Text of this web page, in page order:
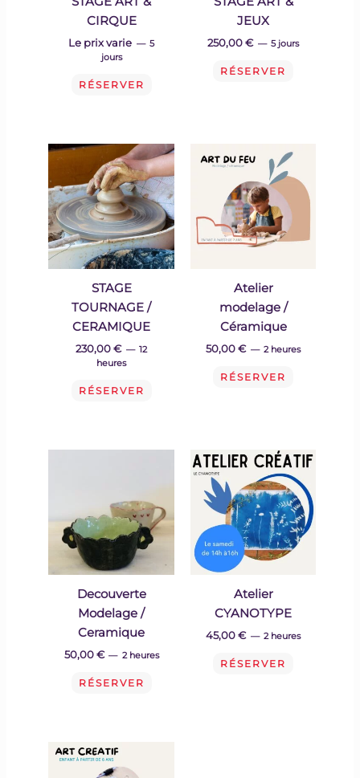
CIRQUE
Le prix varie
5
jours
RÉSERVER
JEUX
250,00 € 5 jours
RÉSERVER
STAGE
TOURNAGE /
CERAMIQUE
230,00€
12
heures
RÉSERVER
Atelier
modelage /
Céramique
50,00€ 2 heures
RÉSERVER
Decouverte
Modelage /
Ceramique
50,00€ 2 heures
RÉSERVER
Atelier
CYANOTYPE
45,00€ 2 heures
RÉSERVER